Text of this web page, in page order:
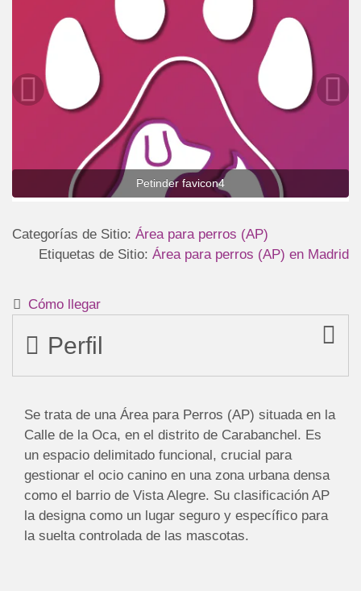
Petinder favicon4
Categorías de Sitio: Área para perros (AP)
Etiquetas de Sitio: Área para perros (AP) en Madrid
Cómo llegar
Perfil
Se trata de una Área para Perros (AP) situada en la
Calle de la Oca, en el distrito de Carabanchel. Es
un espacio delimitado funcional, crucial para
gestionar el ocio canino en una zona urbana densa
como el barrio de Vista Alegre. Su clasificación AP
la designa como un lugar seguro y específico para
la suelta controlada de las mascotas.